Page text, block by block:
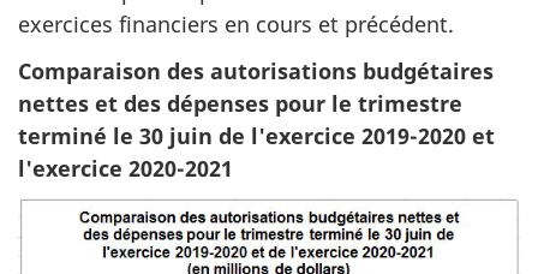
exercices financiers en cours et précédent.
Comparaison des autorisations budgétaires
nettes et des dépenses pour le trimestre
terminé le 30 juin de l'exercice 2019-2020 et
l'exercice 2020-2021